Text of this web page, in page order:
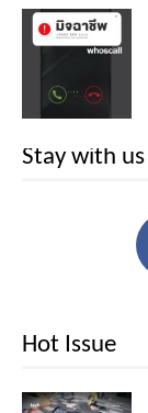
Stay with us
Hot Issue